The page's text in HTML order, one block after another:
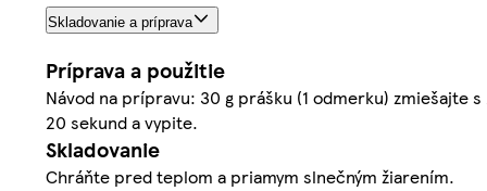
Skladovanie a príprava
Príprava a použitie
Návod na prípravu: 30 g prášku (1 odmerku) zmiešajte
20 sekund a vypite.
Skladovanie
Chráňte pred teplom a priamym slnečným žiarením.